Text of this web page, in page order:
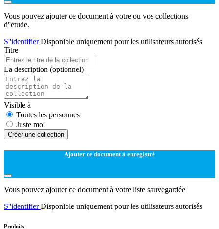
Vous pouvez ajouter ce document à votre ou vos collections
d''étude.
S''identifierDisponible uniquement pour les utilisateurs autorisés
Titre
La description (optionnel)
Visible à
Toutes les personnes
Juste moi
Créer une collection
Ajouter ce document à enregistré
Vous pouvez ajouter ce document à votre liste sauvegardée
S''identifierDisponible uniquement pour les utilisateurs autorisés
Produits